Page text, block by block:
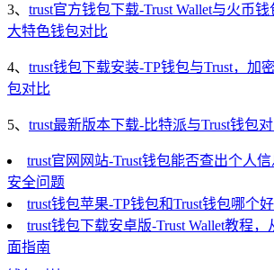
3、 trust官方钱包下载-Trust Wallet与火币
大特色钱包对比
4、 trust钱包下载安装-TP钱包与Trust，加
包对比
5、 trust最新版本下载-比特派与Trust钱包
trust官网网站-Trust钱包能否查出个人
安全问题
trust钱包苹果-TP钱包和Trust钱包哪个
trust钱包下载安卓版-Trust Wallet教程
面指南